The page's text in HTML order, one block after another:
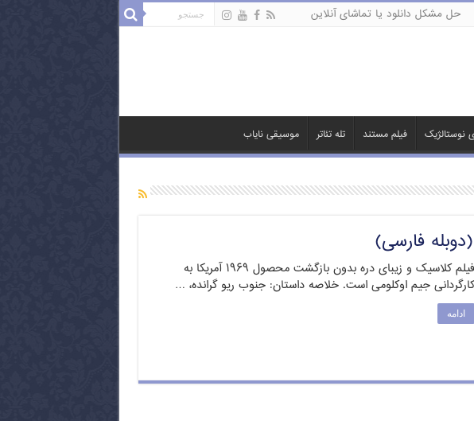
حل مشکل دانلود یا تماشای آنلاین
نوستالژیک فیلم مستند تله تئاتر موسیقی نایاب
فارسی)
فیلم کلاسیک و زیبای دره بدون بازگشت محصول ۱۹۶۹ آمریکا به
کارگردانی جیم اوکلومی است. خلاصه داستان: جنوب ریو گرانده، …
ادامه